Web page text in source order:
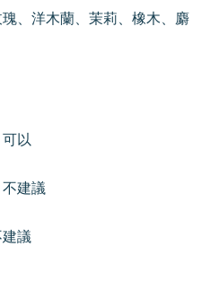
瑰、洋木蘭、茉莉、橡木、麝
以
不建議
建議